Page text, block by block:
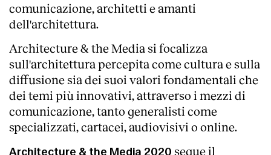
comunicazione, architetti e amanti
dell'architettura.
Architecture & the Media si focalizza
sull'architettura percepita come cultura e sulla
diffusione sia dei suoi valori fondamentali che
dei temi più innovativi, attraverso i mezzi di
comunicazione, tanto generalisti come
specializzati, cartacei, audiovisivi o online.
Architecture & the Media 2020 segue il